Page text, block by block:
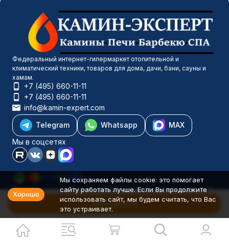
В корзину
Федеральный интернет-гипермаркет отопительной и
климатический техники, товаров для дома, дачи, бани, сауны и
хамам.
+7 (495) 660-11-11
+7 (495) 660-11-11
info@kamin-expert.com
Telegram
Whatsapp
MAX
Мы в соцсетях
Каталог товаров
Компания
Информация
Политика персональных данных
© 2001-2026 Камин-Эксперт ИП Понюхов В. А. ОГРНИП
Хорошо
Мы сохраняем файлы cookie: это помогает
сайту работать лучше. Если Вы продолжите
использовать сайт, мы будем считать, что Вас
это устраивает.